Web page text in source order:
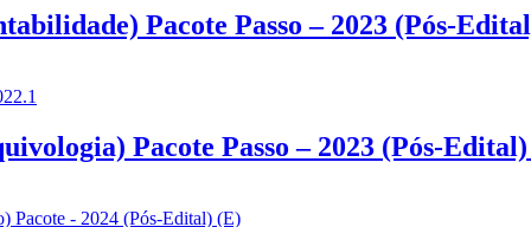
Pacote Passo – 2023 (Pós-
Pacote Passo – 2023 (Pós-